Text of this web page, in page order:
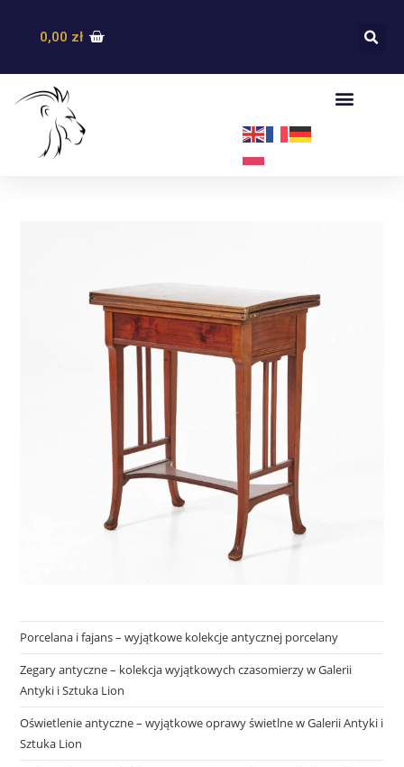
0,00 zł
Porcelana i fajans – wyjątkowe kolekcje antycznej porcelany
Zegary antyczne – kolekcja wyjątkowych czasomierzy w Galerii
Antyki i Sztuka Lion
Oświetlenie antyczne – wyjątkowe oprawy świetlne w Galerii Antyki i
Sztuka Lion